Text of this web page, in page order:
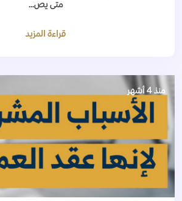
متى يص...
قراءة المزيد
منذ 4 أشهر